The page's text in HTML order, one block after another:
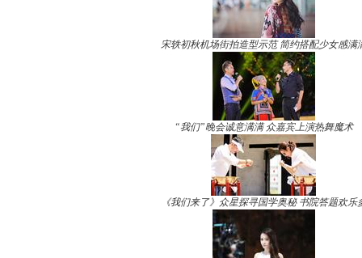
宋轶初秋机场街拍造型示范 简约搭配少女感满
“我们”晚会诚意满满 众嘉宾上演热舞魔术
《我们来了》众星探寻国学奥秘 书院答题欢乐